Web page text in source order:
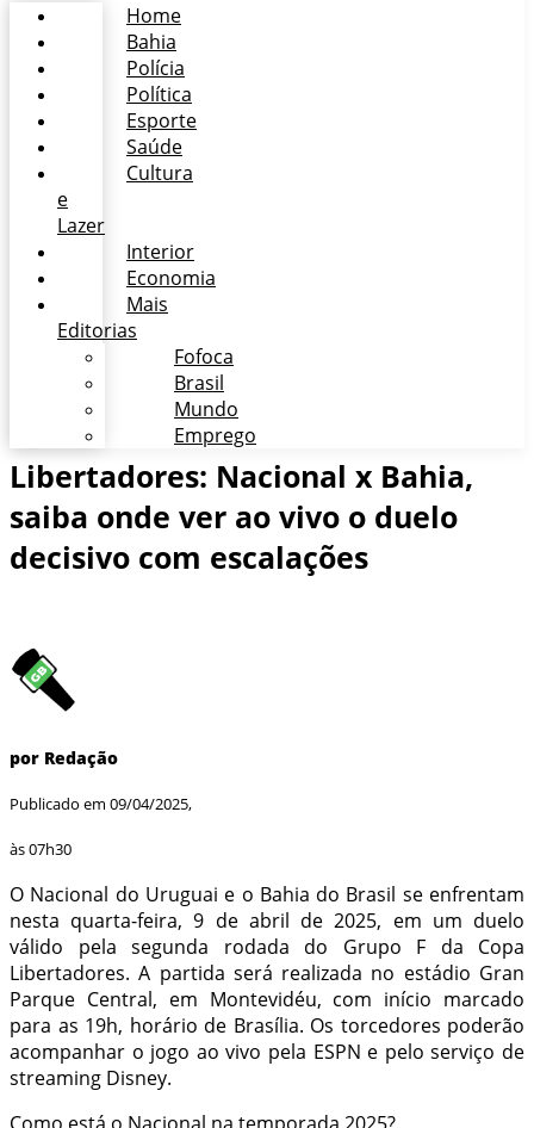
Home
Bahia
Polícia
Política
Esporte
Saúde
Cultura
e
Lazer
Interior
Economia
Mais
Editorias
Fofoca
Brasil
Mundo
Emprego
Libertadores: Nacional x Bahia,
saiba onde ver ao vivo o duelo
decisivo com escalações
por Redação
Publicado em 09/04/2025,
às 07h30
O Nacional do Uruguai e o Bahia do Brasil se enfrentam
nesta quarta-feira, 9 de abril de 2025, em um duelo
válido pela segunda rodada do Grupo F da Copa
Libertadores. A partida será realizada no estádio Gran
Parque Central, em Montevidéu, com início marcado
para as 19h, horário de Brasília. Os torcedores poderão
acompanhar o jogo ao vivo pela ESPN e pelo serviço de
streaming Disney.